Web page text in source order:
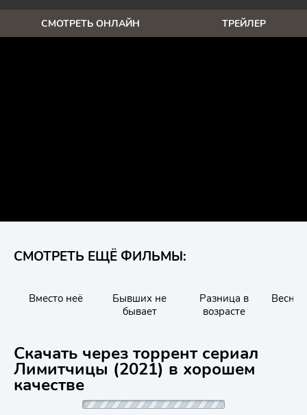
СМОТРЕТЬ ОНЛАЙН ТРЕЙЛЕР
СМОТРЕТЬ ЕЩЁ ФИЛЬМЫ:
Вместо неё
Бывших не
бывает
Разница в
возрасте
Весна
Скачать через торрент сериал
Лимитчицы (2021) в хорошем
качестве